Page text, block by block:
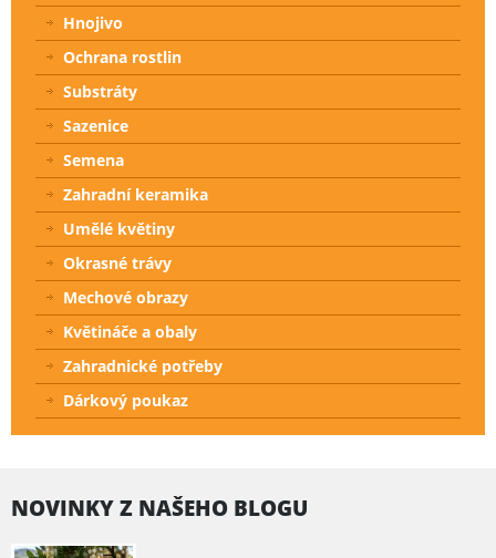
Hnojivo
Ochrana rostlin
Substráty
Sazenice
Semena
Zahradní keramika
Umělé květiny
Okrasné trávy
Mechové obrazy
Květináče a obaly
Zahradnické potřeby
Dárkový poukaz
NOVINKY Z NAŠEHO BLOGU